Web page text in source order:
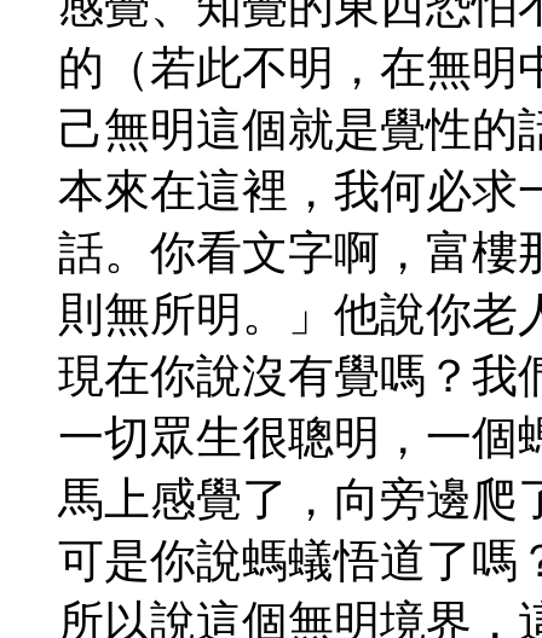
的（若此不明，在無明
己無明這個就是覺性的
本來在這裡，我何必求
話。你看文字啊，富樓
則無所明。」他說你老
現在你說沒有覺嗎？我
一切眾生很聰明，一個
馬上感覺了，向旁邊爬
可是你說螞蟻悟道了嗎
所以說這個無明境界，